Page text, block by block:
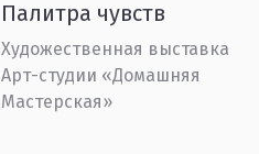
Палитра чувств
Художественная выставка
Арт-студии «Домашняя
Мастерская»